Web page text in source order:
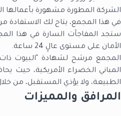
الشركة المطورة مشهورة بأعمالها
في هذا المجمع، يتاح لك
ستجد المفاجآت السارة في هذا
الأمان على مستوى عالٍ 24 ساعة.
المباني الخضراء الأمريكية، حيث
الطبيعة، ولا يؤذي المستقبل، من
المرافق والمميزات